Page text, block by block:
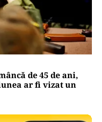
de 45 de ani,
ar fi vizat un